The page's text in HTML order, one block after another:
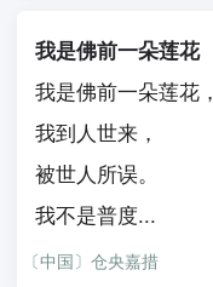
我是佛前一朵莲花
我是佛前一朵莲花，
我到人世来，
被世人所误。
我不是普度...
〔中国〕仓央嘉措